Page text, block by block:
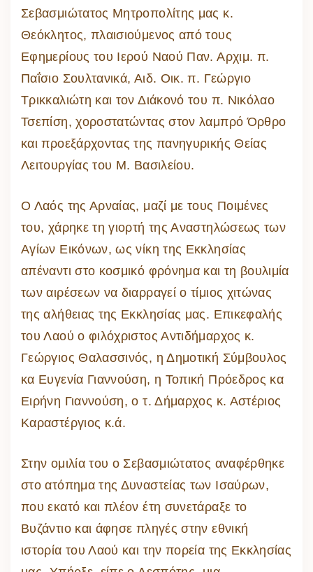
Σεβασμιώτατος Μητροπολίτης μας κ.
Θεόκλητος, πλαισιούμενος από τους
Εφημερίους του Ιερού Ναού Παν. Αρχιμ. π.
Παΐσιο Σουλτανικά, Αιδ. Οικ. π. Γεώργιο
Τρικκαλιώτη και τον Διάκονό του π. Νικόλαο
Τσεπίση, χοροστατώντας στον λαμπρό Όρθρο
και προεξάρχοντας της πανηγυρικής Θείας
Λειτουργίας του Μ. Βασιλείου.
Ο Λαός της Αρναίας, μαζί με τους Ποιμένες
του, χάρηκε τη γιορτή της Αναστηλώσεως των
Αγίων Εικόνων, ως νίκη της Εκκλησίας
απέναντι στο κοσμικό φρόνημα και τη βουλιμία
των αιρέσεων να διαρραγεί ο τίμιος χιτώνας
της αλήθειας της Εκκλησίας μας. Επικεφαλής
του Λαού ο φιλόχριστος Αντιδήμαρχος κ.
Γεώργιος Θαλασσινός, η Δημοτική Σύμβουλος
κα Ευγενία Γιαννούση, η Τοπική Πρόεδρος κα
Ειρήνη Γιαννούση, ο τ. Δήμαρχος κ. Αστέριος
Καραστέργιος κ.ά.
Στην ομιλία του ο Σεβασμιώτατος αναφέρθηκε
στο ατόπημα της Δυναστείας των Ισαύρων,
που εκατό και πλέον έτη συνετάραξε το
Βυζάντιο και άφησε πληγές στην εθνική
ιστορία του Λαού και την πορεία της Εκκλησίας